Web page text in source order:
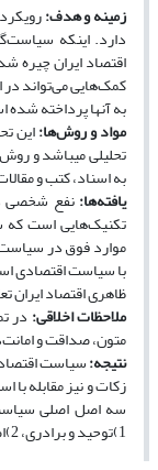
زمینه و هدف:
دارد. اینکه
اقتصاد ایران چیره
کمکهایی میتواند
به آنها پرداخته
مواد و روشها:این
تحلیلی می‏باشد و
به اسناد، کتب و
یافتهها:نفع شخصی
تکنیکهایی است که
موارد فوق در
با سیاست اقتصادی
ظاهری اقتصاد
ملاحظات اخلاقی: در
متون، صداقت و امانت
نتیجه:سیاست
زکات و نیز مقابله
سه اصل اصلی
1)توحید و برادری، 2)اصل کار و بهره